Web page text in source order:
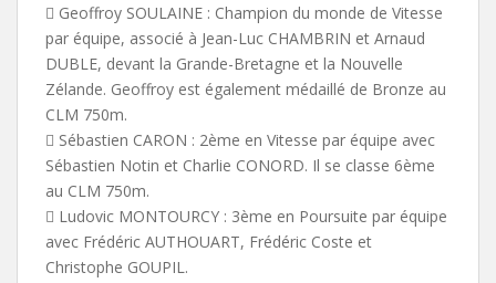
 Geoffroy SOULAINE : Champion du monde de Vitesse
par équipe, associé à Jean-Luc CHAMBRIN et Arnaud
DUBLE, devant la Grande-Bretagne et la Nouvelle
Zélande. Geoffroy est également médaillé de Bronze au
CLM 750m.
 Sébastien CARON : 2ème en Vitesse par équipe avec
Sébastien Notin et Charlie CONORD. Il se classe 6ème
au CLM 750m.
 Ludovic MONTOURCY : 3ème en Poursuite par équipe
avec Frédéric AUTHOUART, Frédéric Coste et
Christophe GOUPIL.